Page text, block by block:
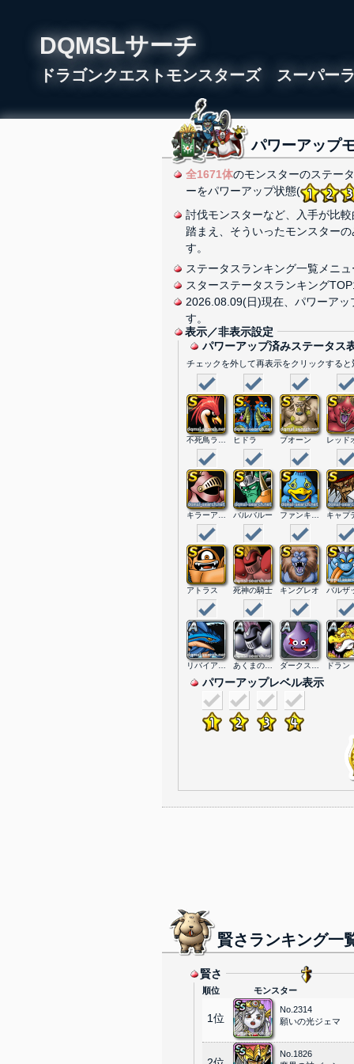
DQMSLサーチ
ドラゴンクエストモンスターズ スーパー
パワーアップ
全1671体のモンスターのステー
ーをパワーアップ状態(
討伐モンスターなど、入手が比
踏まえ、そういったモンスター
す。
ステータスランキング一覧メニュ
スターステータスランキング
2026.08.09(日)現在、パワーア
す。
表示／非表示設定
パワーアップ済みステータス
チェックを外して再表示をクリックする
ヒドラ ブオーン
バルバルー
アトラス 死神の騎士 キングレオ バルザ
あくまの騎士 ドラン
パワーアップレベル表示
賢さランキング一
賢さ
順位 モンスター
1位
No.2314
願いの光ジェマ
No.1826